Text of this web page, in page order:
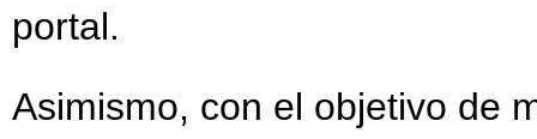
portal.
Asimismo, con el objetivo de